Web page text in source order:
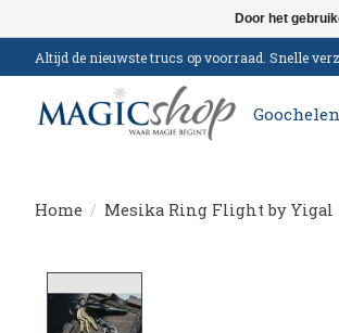
Altijd de nieuwste trucs op voorraad. Snelle
Goochelen
Home / Mesika Ring Flight by Yigal
Door het